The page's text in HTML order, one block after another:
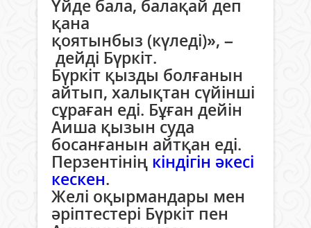
Үйде бала, балақай деп
қана
қоятынбыз (күледі)», –
дейді Бүркіт.
Бүркіт қызды болғанын
айтып, халықтан сүйінші
сұраған еді. Бұған дейін
Аиша қызын суда
босанғанын айтқан еді.
Перзентінің кіндігін әкесі
кескен.
Желі оқырмандары мен
әріптестері Бүркіт пен